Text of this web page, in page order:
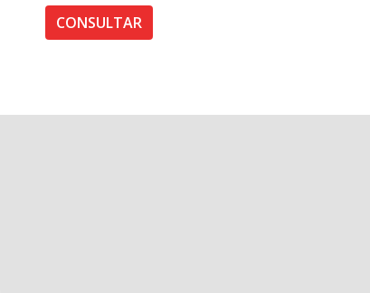
CONSULTAR